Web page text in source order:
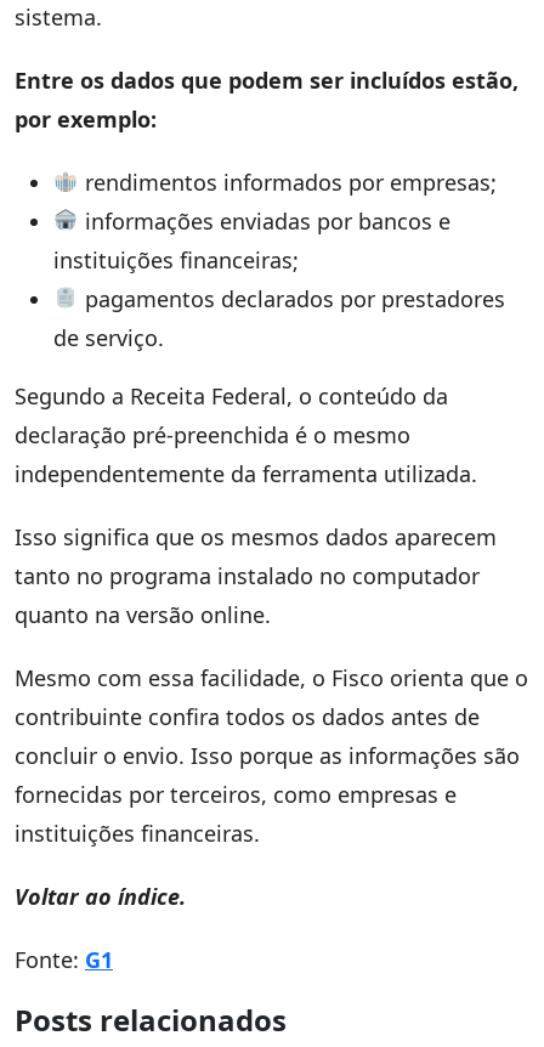
sistema.
Entre os dados que podem ser incluídos estão,
por exemplo:
rendimentos informados por empresas;
informações enviadas por bancos e
instituições financeiras;
pagamentos declarados por prestadores
de serviço.
Segundo a Receita Federal, o conteúdo da
declaração pré-preenchida é o mesmo
independentemente da ferramenta utilizada.
Isso significa que os mesmos dados aparecem
tanto no programa instalado no computador
quanto na versão online.
Mesmo com essa facilidade, o Fisco orienta que o
contribuinte confira todos os dados antes de
concluir o envio. Isso porque as informações são
fornecidas por terceiros, como empresas e
instituições financeiras.
Voltar ao índice.
Fonte: G1
Posts relacionados